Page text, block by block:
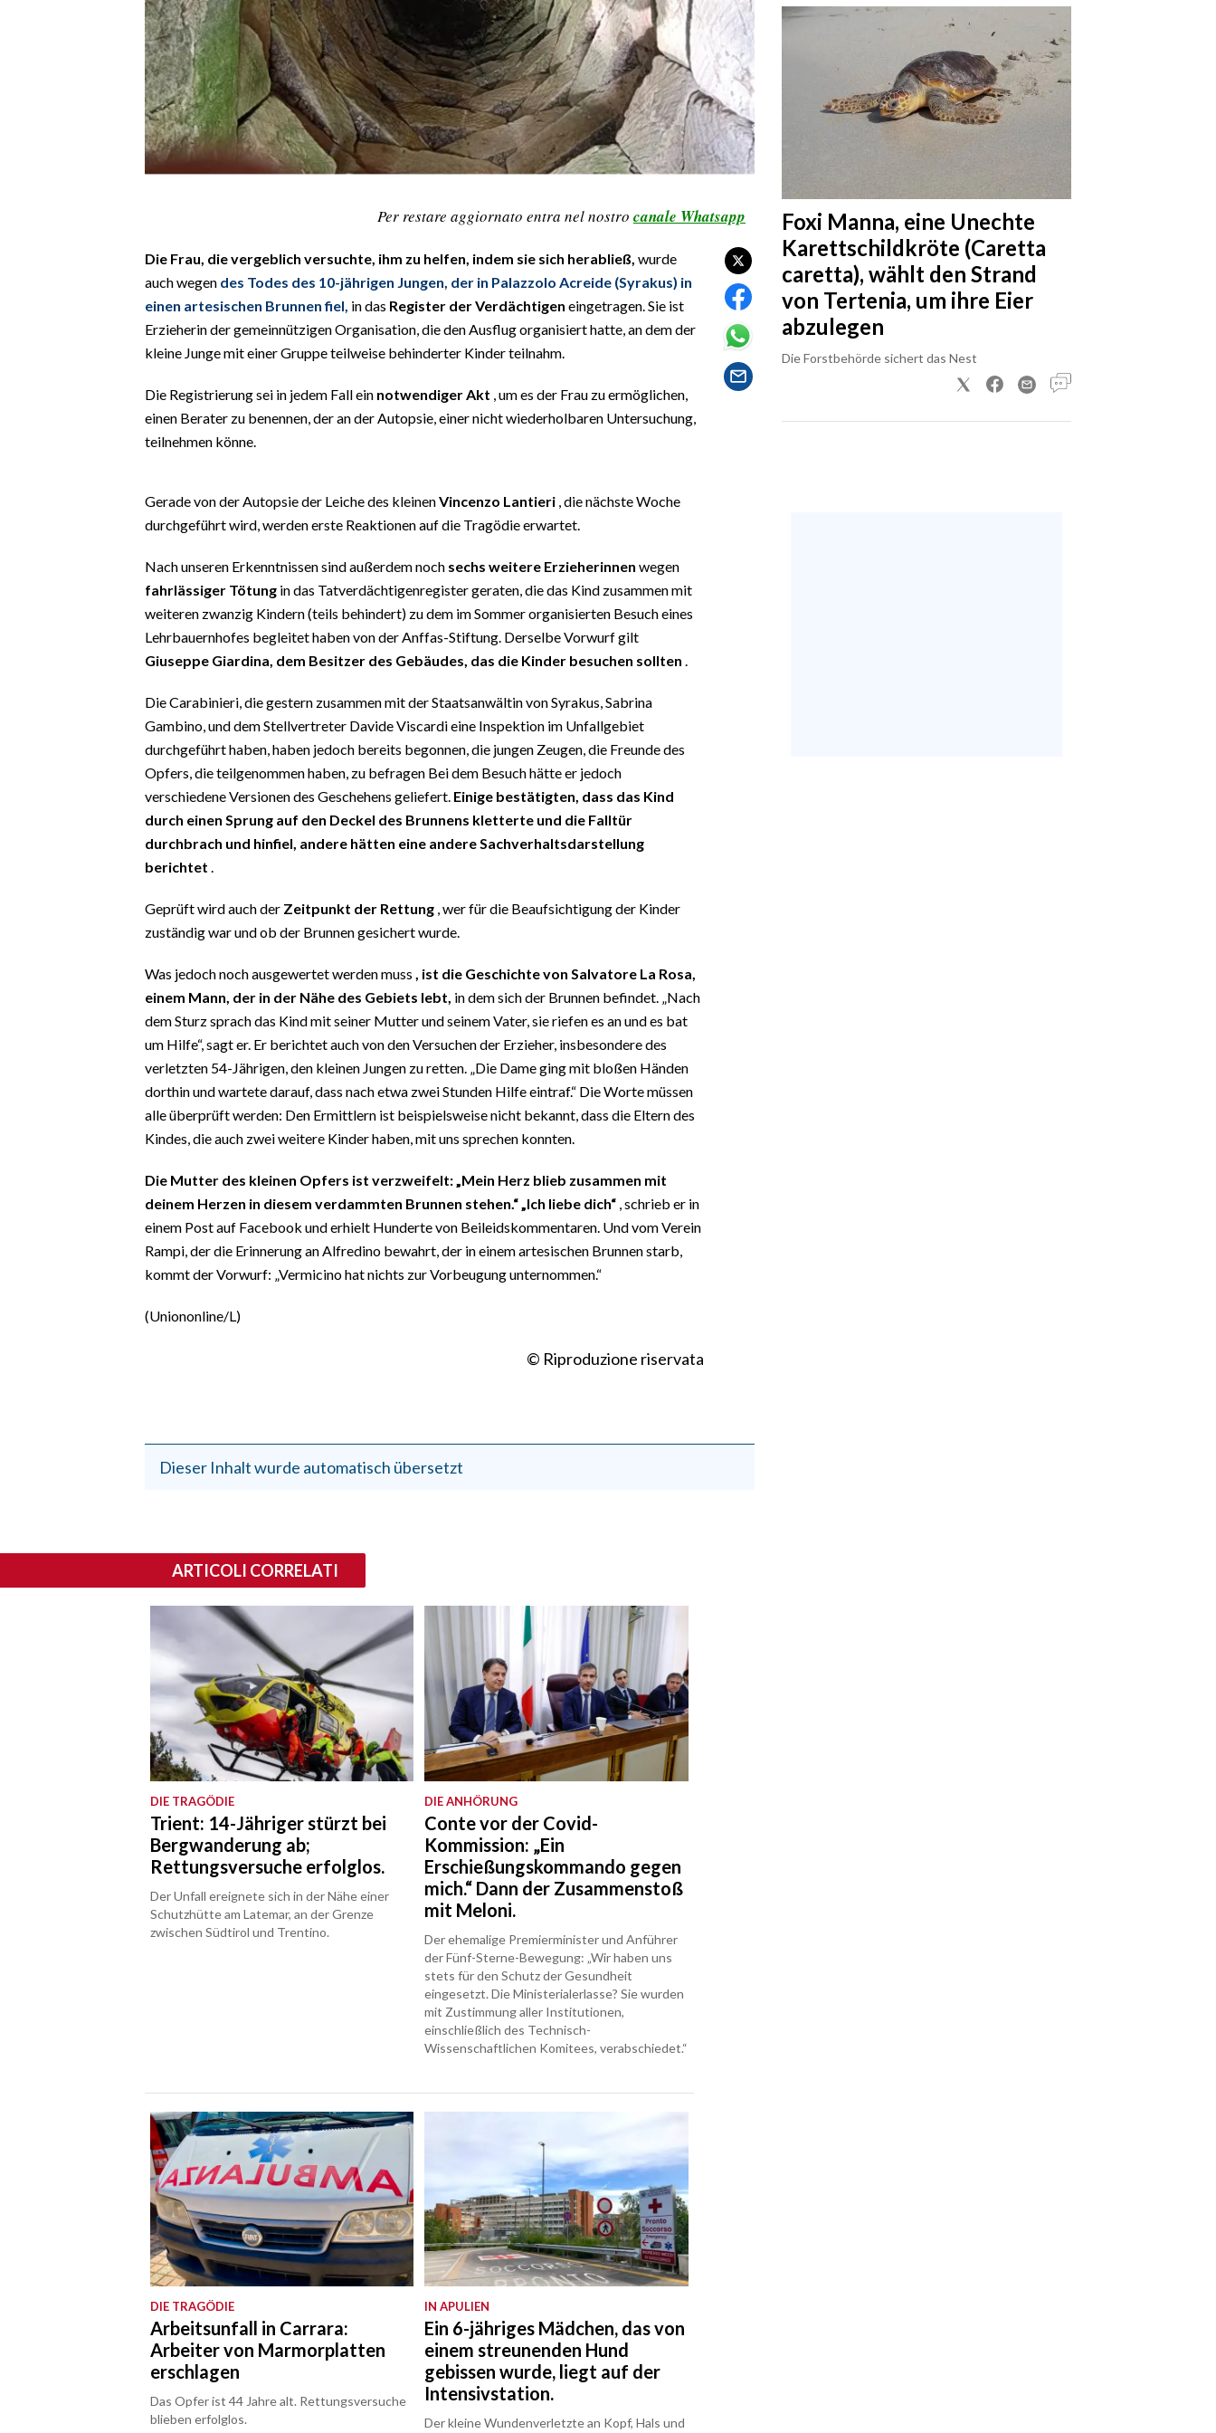
Per restare aggiornato entra nel nostro canale Whatsapp
Die Frau, die vergeblich versuchte, ihm zu helfen, indem sie sich herabließ, wurde
auch wegen des Todes des 10-jährigen Jungen, der in Palazzolo Acreide (Syrakus) in
einen artesischen Brunnen fiel, in das Register der Verdächtigen eingetragen. Sie ist
Erzieherin der gemeinnützigen Organisation, die den Ausflug organisiert hatte, an dem der
kleine Junge mit einer Gruppe teilweise behinderter Kinder teilnahm.
Die Registrierung sei in jedem Fall ein notwendiger Akt , um es der Frau zu ermöglichen,
einen Berater zu benennen, der an der Autopsie, einer nicht wiederholbaren Untersuchung,
teilnehmen könne.
Gerade von der Autopsie der Leiche des kleinenVincenzo Lantieri , die nächste Woche
durchgeführt wird, werden erste Reaktionen auf die Tragödie erwartet.
Nach unseren Erkenntnissen sind außerdem noch sechs weitere Erzieherinnen wegen
fahrlässiger Tötung in das Tatverdächtigenregister geraten, die das Kind zusammen mit
weiteren zwanzig Kindern (teils behindert) zu dem im Sommer organisierten Besuch eines
Lehrbauernhofes begleitet haben von der Anffas-Stiftung. Derselbe Vorwurf gilt
Giuseppe Giardina, dem Besitzer des Gebäudes, das die Kinder besuchen sollten .
Die Carabinieri, die gestern zusammen mit der Staatsanwältin von Syrakus, Sabrina
Gambino, und dem Stellvertreter Davide Viscardi eine Inspektion im Unfallgebiet
durchgeführt haben, haben jedoch bereits begonnen, die jungen Zeugen, die Freunde des
Opfers, die teilgenommen haben, zu befragen Bei dem Besuch hätte er jedoch
verschiedene Versionen des Geschehens geliefert. Einige bestätigten, dass das Kind
durch einen Sprung auf den Deckel des Brunnens kletterte und die Falltür
durchbrach und hinfiel, andere hätten eine andere Sachverhaltsdarstellung
berichtet .
Geprüft wird auch der Zeitpunkt der Rettung , wer für die Beaufsichtigung der Kinder
zuständig war und ob der Brunnen gesichert wurde.
Was jedoch noch ausgewertet werden muss , ist die Geschichte von Salvatore La Rosa,
einem Mann, der in der Nähe des Gebiets lebt, in dem sich der Brunnen befindet. „Nach
dem Sturz sprach das Kind mit seiner Mutter und seinem Vater, sie riefen es an und es bat
um Hilfe“, sagt er. Er berichtet auch von den Versuchen der Erzieher, insbesondere des
verletzten 54-Jährigen, den kleinen Jungen zu retten. „Die Dame ging mit bloßen Händen
dorthin und wartete darauf, dass nach etwa zwei Stunden Hilfe eintraf.“ Die Worte müssen
alle überprüft werden: Den Ermittlern ist beispielsweise nicht bekannt, dass die Eltern des
Kindes, die auch zwei weitere Kinder haben, mit uns sprechen konnten.
Die Mutter des kleinen Opfers ist verzweifelt: „Mein Herz blieb zusammen mit
deinem Herzen in diesem verdammten Brunnen stehen.“ „Ich liebe dich“ , schrieb er in
einem Post auf Facebook und erhielt Hunderte von Beileidskommentaren. Und vom Verein
Rampi, der die Erinnerung an Alfredino bewahrt, der in einem artesischen Brunnen starb,
kommt der Vorwurf: „Vermicino hat nichts zur Vorbeugung unternommen.“
(Uniononline/L)
© Riproduzione riservata
Dieser Inhalt wurde automatisch übersetzt
Foxi Manna, eine Unechte
Karettschildkröte (Caretta
caretta), wählt den Strand
von Tertenia, um ihre Eier
abzulegen
Die Forstbehörde sichert das Nest
ARTICOLI CORRELATI
DIE TRAGÖDIE
Trient: 14-Jähriger stürzt bei
Bergwanderung ab;
Rettungsversuche erfolglos.
Der Unfall ereignete sich in der Nähe einer
Schutzhütte am Latemar, an der Grenze
zwischen Südtirol und Trentino.
DIE ANHÖRUNG
Conte vor der Covid-
Kommission: „Ein
Erschießungskommando gegen
mich.“ Dann der Zusammenstoß
mit Meloni.
Der ehemalige Premierminister und Anführer
der Fünf-Sterne-Bewegung: „Wir haben uns
stets für den Schutz der Gesundheit
eingesetzt. Die Ministerialerlasse? Sie wurden
mit Zustimmung aller Institutionen,
einschließlich des Technisch-
Wissenschaftlichen Komitees, verabschiedet.“
DIE TRAGÖDIE
Arbeitsunfall in Carrara:
Arbeiter von Marmorplatten
erschlagen
Das Opfer ist 44 Jahre alt. Rettungsversuche
blieben erfolglos.
IN APULIEN
Ein 6-jähriges Mädchen, das von
einem streunenden Hund
gebissen wurde, liegt auf der
Intensivstation.
Der kleine Wundenverletzte an Kopf, Hals und